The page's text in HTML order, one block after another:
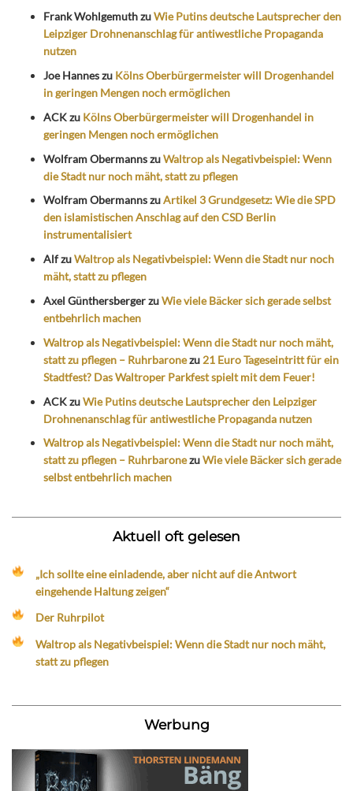
Frank WohlgemuthzuWie Putins deutsche Lautsprecher den
Leipziger Drohnenanschlag für antiwestliche Propaganda
nutzen
Joe Hanneszu Kölns Oberbürgermeister will Drogenhandel
in geringen Mengen noch ermöglichen
ACKzu Kölns Oberbürgermeister will Drogenhandel in
geringen Mengen noch ermöglichen
Wolfram ObermannszuWaltrop als Negativbeispiel: Wenn
die Stadt nur noch mäht, statt zu pflegen
Wolfram ObermannszuArtikel 3 Grundgesetz: Wie die SPD
den islamistischen Anschlag auf den CSD Berlin
instrumentalisiert
AlfzuWaltrop als Negativbeispiel: Wenn die Stadt nur noch
mäht, statt zu pflegen
Axel GünthersbergerzuWie viele Bäcker sich gerade selbst
entbehrlich machen
Waltrop als Negativbeispiel: Wenn die Stadt nur noch mäht,
statt zu pflegen – Ruhrbaronezu 21 Euro Tageseintritt für ein
Stadtfest? Das Waltroper Parkfest spielt mit dem Feuer!
ACKzuWie Putins deutsche Lautsprecher den Leipziger
Drohnenanschlag für antiwestliche Propaganda nutzen
Waltrop als Negativbeispiel: Wenn die Stadt nur noch mäht,
statt zu pflegen – RuhrbaronezuWie viele Bäcker sich gerade
selbst entbehrlich machen
Aktuell oft gelesen
„Ich sollte eine einladende, aber nicht auf die Antwort
eingehende Haltung zeigen“
Der Ruhrpilot
Waltrop als Negativbeispiel: Wenn die Stadt nur noch mäht,
statt zu pflegen
Werbung